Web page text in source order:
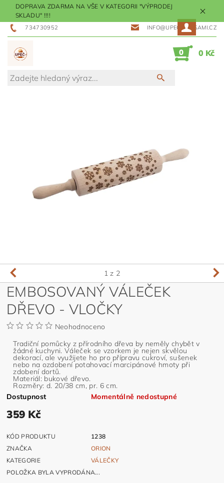
DOPRAVA ZDARMA NA VŠE V KATEGORII "VÝPRODEJ
SKLADU" !!!!
734730952 INFO@UPECMESISAMI.CZ
0 0 Kč
1 z 2
EMBOSOVANÝ VÁLEČEK
DŘEVO - VLOČKY
Neohodnoceno
Tradiční pomůcky z přírodního dřeva by neměly chybět v
žádné kuchyni. Váleček se vzorkem je nejen skvělou
dekorací, ale využijete ho pro přípravu cukroví, sušenek
nebo na ozdobení potahovací marcipánové hmoty při
zdobení dortů.
Materiál: bukové dřevo.
Rozměry: d. 20/38 cm, pr. 6 cm.
Dostupnost
Momentálně nedostupné
359 Kč
KÓD PRODUKTU
1238
ZNAČKA
ORION
KATEGORIE
VÁLEČKY
POLOŽKA BYLA VYPRODÁNA...